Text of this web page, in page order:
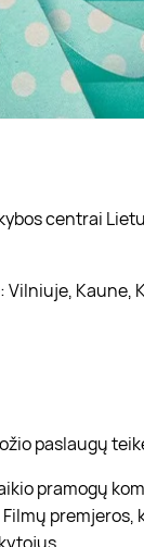
centrai
Kaune,
paslaugų
pramogų